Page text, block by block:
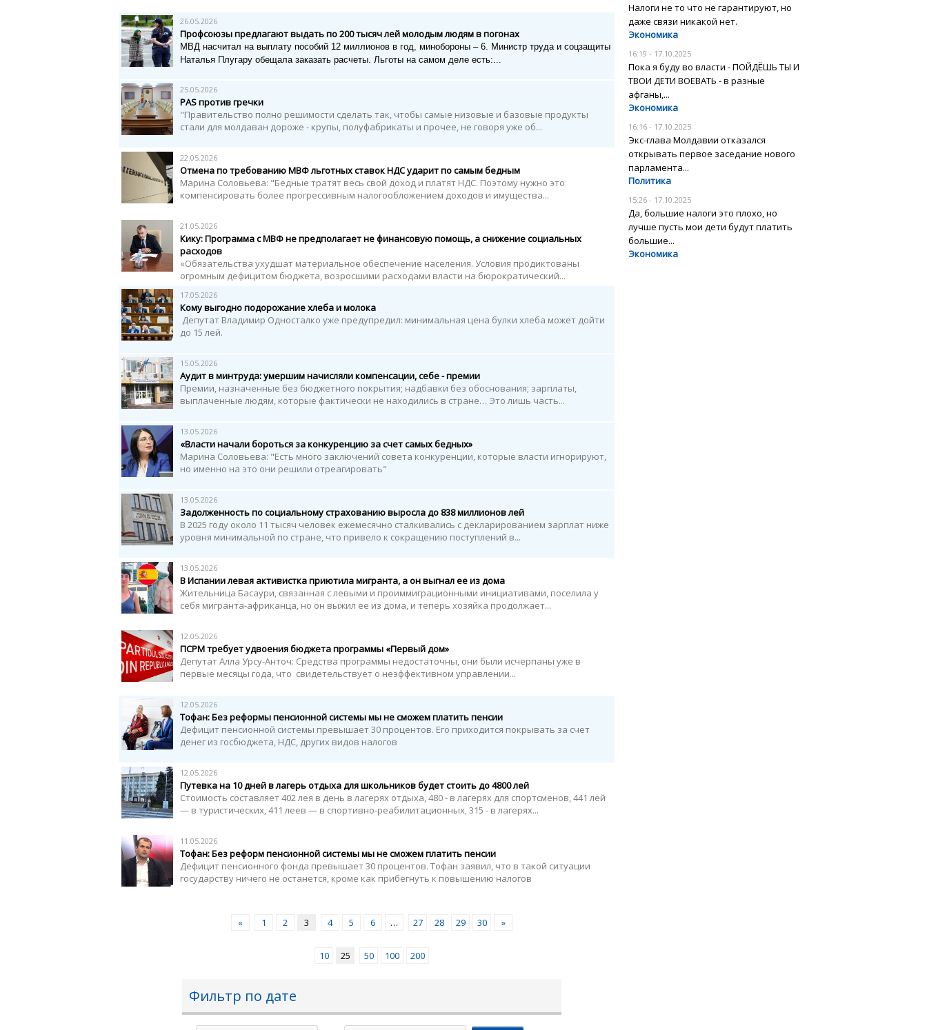
26.05.2026
Профсоюзы предлагают выдать по 200 тысяч лей молодым людям в погонах
МВД насчитал на выплату пособий 12 миллионов в год, минобороны – 6. Министр труда и соцзащиты
Наталья Плугару обещала заказать расчеты. Льготы на самом деле есть:...
25.05.2026
PAS против гречки
"Правительство полно решимости сделать так, чтобы самые низовые и базовые продукты
стали для молдаван дороже - крупы, полуфабрикаты и прочее, не говоря уже об...
22.05.2026
Отмена по требованию МВФ льготных ставок НДС ударит по самым бедным
Марина Соловьева: "Бедные тратят весь свой доход и платят НДС. Поэтому нужно это
компенсировать более прогрессивным налогообложением доходов и имущества...
21.05.2026
Кику: Программа с МВФ не предполагает не финансовую помощь, а снижение социальных
расходов
«Обязательства ухудшат материальное обеспечение населения. Условия продиктованы
огромным дефицитом бюджета, возросшими расходами власти на бюрократический...
17.05.2026
Кому выгодно подорожание хлеба и молока
Депутат Владимир Односталко уже предупредил: минимальная цена булки хлеба может дойти
до 15 лей.
15.05.2026
Аудит в минтруда: умершим начисляли компенсации, себе - премии
Премии, назначенные без бюджетного покрытия; надбавки без обоснования; зарплаты,
выплаченные людям, которые фактически не находились в стране… Это лишь часть...
13.05.2026
«Власти начали бороться за конкуренцию за счет самых бедных»
Марина Соловьева: "Есть много заключений совета конкуренции, которые власти игнорируют,
но именно на это они решили отреагировать"
13.05.2026
Задолженность по социальному страхованию выросла до 838 миллионов лей
В 2025 году около 11 тысяч человек ежемесячно сталкивались с декларированием зарплат ниже
уровня минимальной по стране, что привело к сокращению поступлений в...
13.05.2026
В Испании левая активистка приютила мигранта, а он выгнал ее из дома
Жительница Басаури, связанная с левыми и проиммиграционными инициативами, поселила у
себя мигранта-африканца, но он выжил ее из дома, и теперь хозяйка продолжает...
12.05.2026
ПСРМ требует удвоения бюджета программы «Первый дом»
Депутат Алла Урсу-Анточ: Средства программы недостаточны, они были исчерпаны уже в
первые месяцы года, что свидетельствует о неэффективном управлении...
12.05.2026
Тофан: Без реформы пенсионной системы мы не сможем платить пенсии
Дефицит пенсионной системы превышает 30 процентов. Его приходится покрывать за счет
денег из госбюджета, НДС, других видов налогов
12.05.2026
Путевка на 10 дней в лагерь отдыха для школьников будет стоить до 4800 лей
Стоимость составляет 402 лея в день в лагерях отдыха, 480 - в лагерях для спортсменов, 441 лей
— в туристических, 411 леев — в спортивно-реабилитационных, 315 - в лагерях...
11.05.2026
Тофан: Без реформ пенсионной системы мы не сможем платить пенсии
Дефицит пенсионного фонда превышает 30 процентов. Тофан заявил, что в такой ситуации
государству ничего не останется, кроме как прибегнуть к повышению налогов
« 1 2 3 4 5 6 … 27 28 29 30 »
10 25 50 100 200
Фильтр по дате
Налоги не то что не гарантируют, но
даже связи никакой нет.
Экономика
16:19 - 17.10.2025
Пока я буду во власти - ПОЙДЁШЬ ТЫ И
ТВОИ ДЕТИ ВОЕВАТЬ - в разные
афганы,...
Экономика
16:16 - 17.10.2025
Экс-глава Молдавии отказался
открывать первое заседание нового
парламента...
Политика
15:26 - 17.10.2025
Да, большие налоги это плохо, но
лучше пусть мои дети будут платить
большие...
Экономика